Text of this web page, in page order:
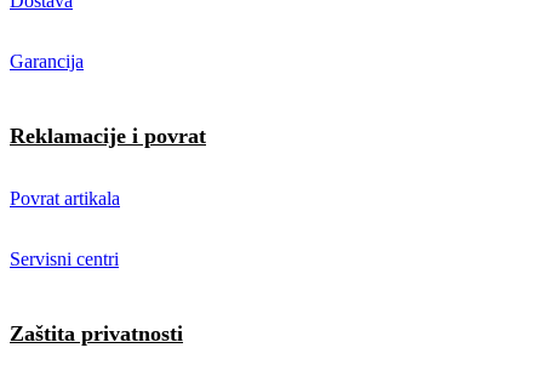
Garancija
Reklamacije i povrat
Povrat artikala
Servisni centri
Zaštita privatnosti